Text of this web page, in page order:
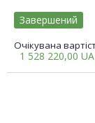
Очікувана
1 528 220,00
Завершений